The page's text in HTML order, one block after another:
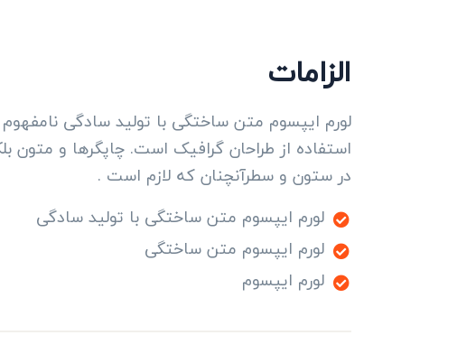
الزامات
لورم ایپسوم متن ساختگی با تولید سادگی
استفاده از طراحان گرافیک است. چاپگرها و متون
در ستون و سطرآنچنان که لازم است .
لورم ایپسوم متن ساختگی با تولید سادگی
لورم ایپسوم متن ساختگی
لورم ایپسوم